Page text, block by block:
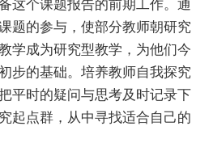
这个课题报告的前期工作。通
题的参与，使部分教师朝研究
学成为研究型教学，为他们今
步的基础。培养教师自我探究
平时的疑问与思考及时记录下
起点群，从中寻找适合自己的